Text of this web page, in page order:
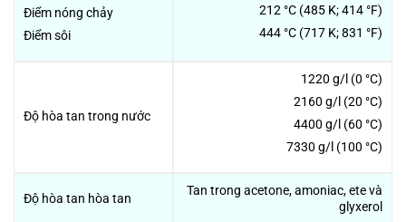
Điểm nóng chảy
Điểm sôi
212 °C (485 K; 414 °F)
444 °C (717 K; 831 °F)
Độ hòa tan trong nước
1220 g/l (0 °C)
2160 g/l (20 °C)
4400 g/l (60 °C)
7330 g/l (100 °C)
Độ hòa tan hòa tan
Tan trong acetone, amoniac, ete và
glyxerol